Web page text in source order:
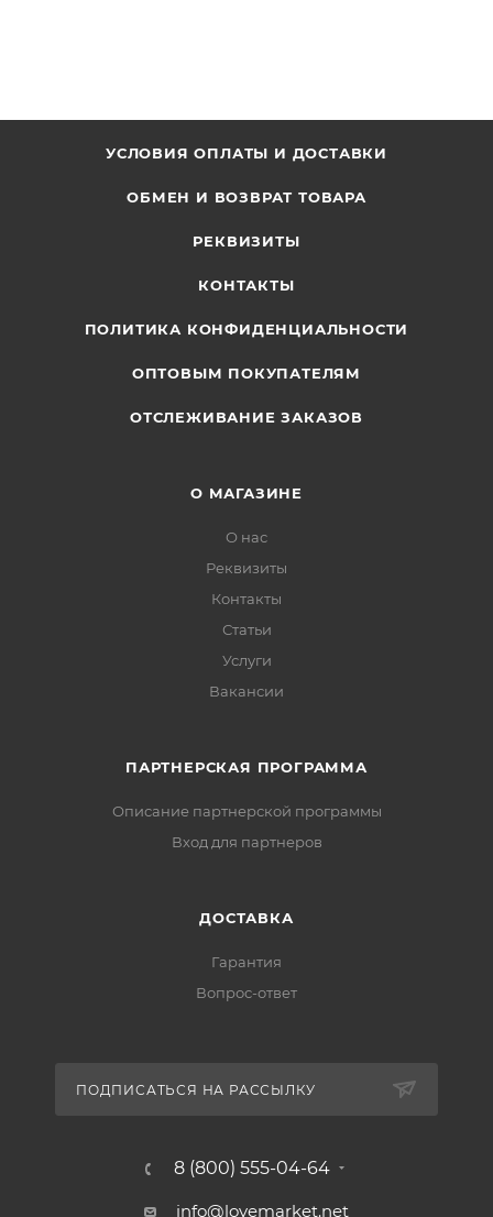
УСЛОВИЯ ОПЛАТЫ И ДОСТАВКИ
ОБМЕН И ВОЗВРАТ ТОВАРА
РЕКВИЗИТЫ
КОНТАКТЫ
ПОЛИТИКА КОНФИДЕНЦИАЛЬНОСТИ
ОПТОВЫМ ПОКУПАТЕЛЯМ
ОТСЛЕЖИВАНИЕ ЗАКАЗОВ
О МАГАЗИНЕ
О нас
Реквизиты
Контакты
Статьи
Услуги
Вакансии
ПАРТНЕРСКАЯ ПРОГРАММА
Описание партнерской программы
Вход для партнеров
ДОСТАВКА
Гарантия
Вопрос-ответ
ПОДПИСАТЬСЯ НА РАССЫЛКУ
8 (800) 555-04-64
info@lovemarket.net